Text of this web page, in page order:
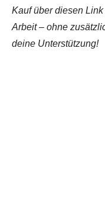
Kauf über diesen
Arbeit – ohne
deine Unterstützung!